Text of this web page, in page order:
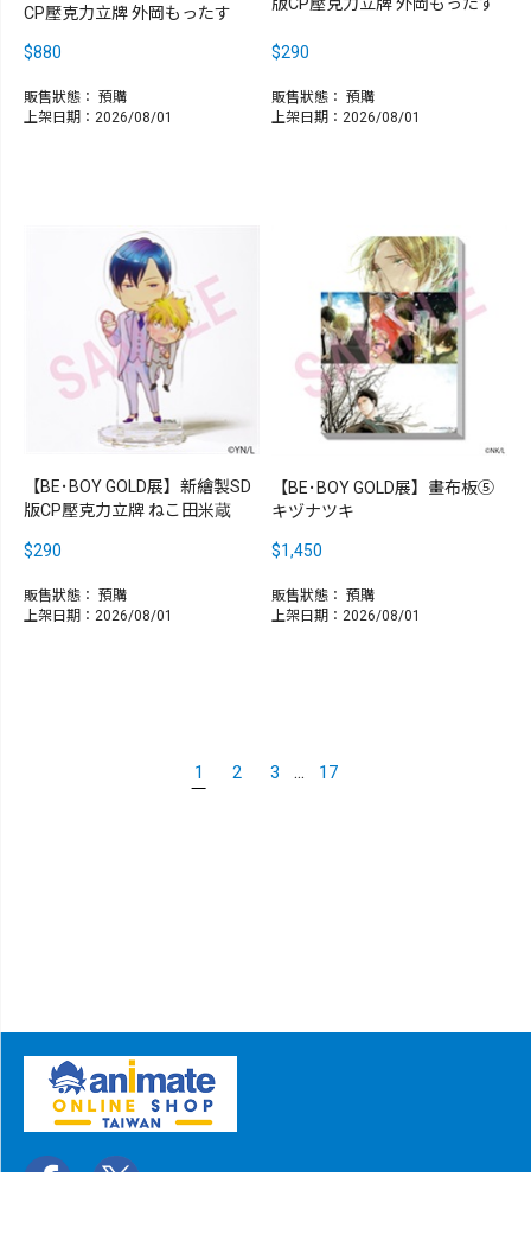
CP壓克力立牌 外岡もったす
$880
販售狀態： 預購
上架日期：2026/08/01
$290
販售狀態： 預購
上架日期：2026/08/01
【BE･BOY GOLD展】新繪製SD
版CP壓克力立牌 ねこ田米蔵
$290
販售狀態： 預購
上架日期：2026/08/01
【BE･BOY GOLD展】畫布板⑤
キヅナツキ
$1,450
販售狀態： 預購
上架日期：2026/08/01
1 2 3 ... 17